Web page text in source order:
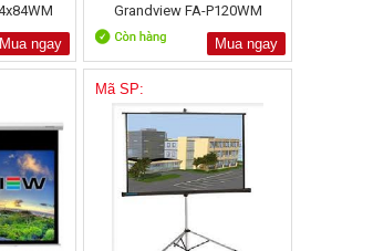
Mua ngay
Grandview FA-P120WM
Mua ngay
Mã SP: